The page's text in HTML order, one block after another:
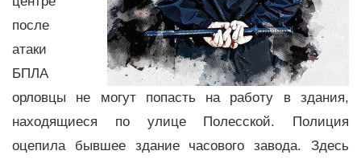
после
атаки
БПЛА
орловцы не могут попасть на работу в здания,
находящиеся по улице Полесской. Полиция
оцепила бывшее здание часового завода. Здесь